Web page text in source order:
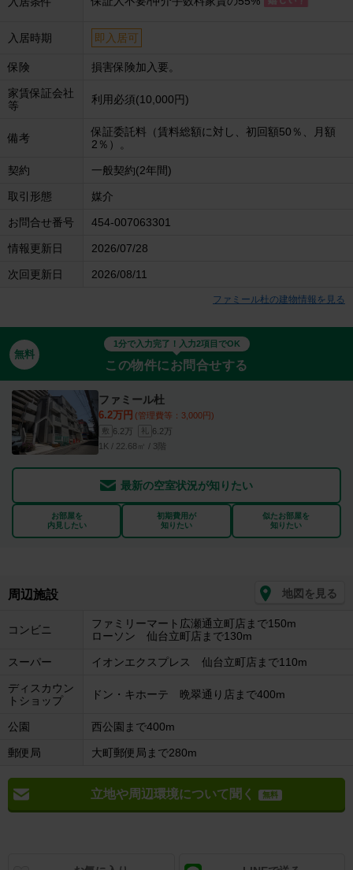
入居時期 即入居可
保険 損害保険加入要。
家賃保証会社
等
利用必須(10,000円)
備考
保証委託料（賃料総額に対し、初回額50％、月額
2％）。
契約 一般契約(2年間)
取引形態 媒介
お問合せ番号 454-007063301
情報更新日 2026/07/28
次回更新日 2026/08/11
ファミール杜の建物情報を見る
無料
1分で入力完了！入力2項目でOK
この物件にお問合せする
ファミール杜
6.2万円 (管理費等：3,000円)
敷 6.2万 礼
6.2万
1K / 22.68㎡ / 3階
最新の空室状況が知りたい
お部屋を
内見したい
初期費用が
知りたい
似たお部屋を
知りたい
周辺施設 地図を見る
コンビニ
ファミリーマート広瀬通立町店まで150m
ローソン 仙台立町店まで130m
スーパー イオンエクスプレス 仙台立町店まで110m
ディスカウン
トショップ
ドン・キホーテ 晩翠通り店まで400m
公園 西公園まで400m
郵便局 大町郵便局まで280m
立地や周辺環境について聞く 無料